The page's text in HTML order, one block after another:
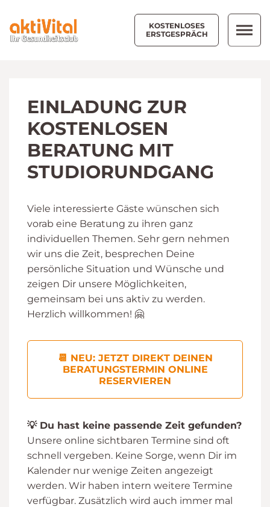
KOSTENLOSES
ERSTGESPRÄCH
EINLADUNG ZUR
KOSTENLOSEN
BERATUNG MIT
STUDIORUNDGANG
Viele interessierte Gäste wünschen sich
vorab eine Beratung zu ihren ganz
individuellen Themen. Sehr gern nehmen
wir uns die Zeit, besprechen Deine
persönliche Situation und Wünsche und
zeigen Dir unsere Möglichkeiten,
gemeinsam bei uns aktiv zu werden.
Herzlich willkommen! 🤗
📆 NEU: JETZT DIREKT DEINEN
BERATUNGSTERMIN ONLINE
RESERVIEREN
💡 Du hast keine passende Zeit gefunden?
Unsere online sichtbaren Termine sind oft
schnell vergeben. Keine Sorge, wenn Dir im
Kalender nur wenige Zeiten angezeigt
werden. Wir haben intern weitere Termine
verfügbar. Zusätzlich wird auch immer mal